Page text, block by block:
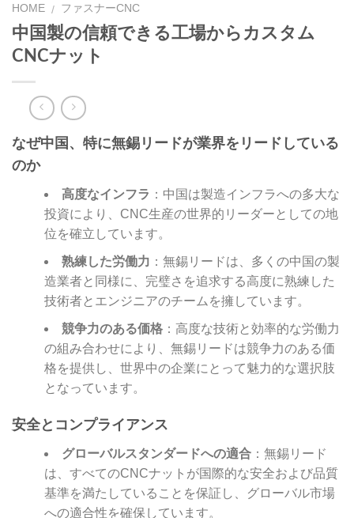
HOME / ファスナーCNC
中国製の信頼できる工場からカスタム
CNCナット
なぜ中国、特に無錫リードが業界をリードしている
のか
高度なインフラ ：中国は製造インフラへの多大な
投資により、CNC生産の世界的リーダーとしての地
位を確立しています。
熟練した労働力 ：無錫リードは、多くの中国の製
造業者と同様に、完璧さを追求する高度に熟練した
技術者とエンジニアのチームを擁しています。
競争力のある価格：高度な技術と効率的な労働力
の組み合わせにより、無錫リードは競争力のある価
格を提供し、世界中の企業にとって魅力的な選択肢
となっています。
安全とコンプライアンス
グローバルスタンダードへの適合：無錫リード
は、すべてのCNCナットが国際的な安全および品質
基準を満たしていることを保証し、グローバル市場
への適合性を確保しています。